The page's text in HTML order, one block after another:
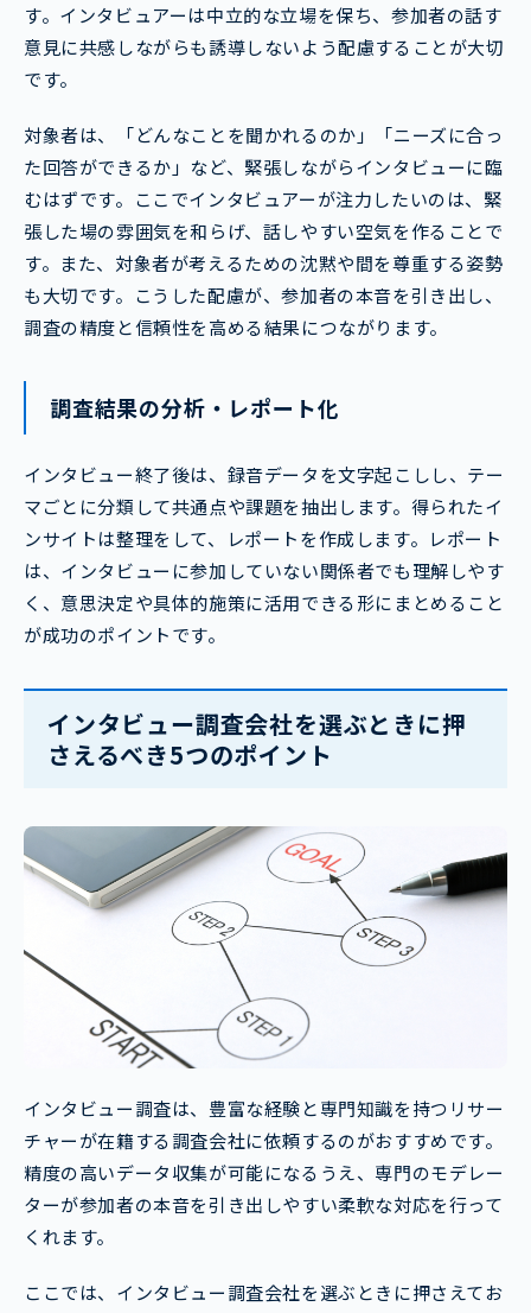
す。インタビュアーは中立的な立場を保ち、参加者の話す
意見に共感しながらも誘導しないよう配慮することが大切
です。
対象者は、「どんなことを聞かれるのか」「ニーズに合っ
た回答ができるか」など、緊張しながらインタビューに臨
むはずです。ここでインタビュアーが注力したいのは、緊
張した場の雰囲気を和らげ、話しやすい空気を作ることで
す。また、対象者が考えるための沈黙や間を尊重する姿勢
も大切です。こうした配慮が、参加者の本音を引き出し、
調査の精度と信頼性を高める結果につながります。
調査結果の分析・レポート化
インタビュー終了後は、録音データを文字起こしし、テー
マごとに分類して共通点や課題を抽出します。得られたイ
ンサイトは整理をして、レポートを作成します。レポート
は、インタビューに参加していない関係者でも理解しやす
く、意思決定や具体的施策に活用できる形にまとめること
が成功のポイントです。
インタビュー調査会社を選ぶときに押
さえるべき5つのポイント
インタビュー調査は、豊富な経験と専門知識を持つリサー
チャーが在籍する調査会社に依頼するのがおすすめです。
精度の高いデータ収集が可能になるうえ、専門のモデレー
ターが参加者の本音を引き出しやすい柔軟な対応を行って
くれます。
ここでは、インタビュー調査会社を選ぶときに押さえてお